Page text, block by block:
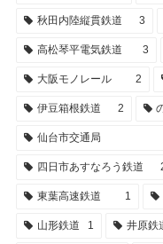
秋田内陸縦貫鉄道 3
高松琴平電気鉄道 3
大阪モノレール 2
伊豆箱根鉄道 2
仙台市交通局
四日市あすなろう鉄道
東葉高速鉄道 1
山形鉄道 1 井原鉄